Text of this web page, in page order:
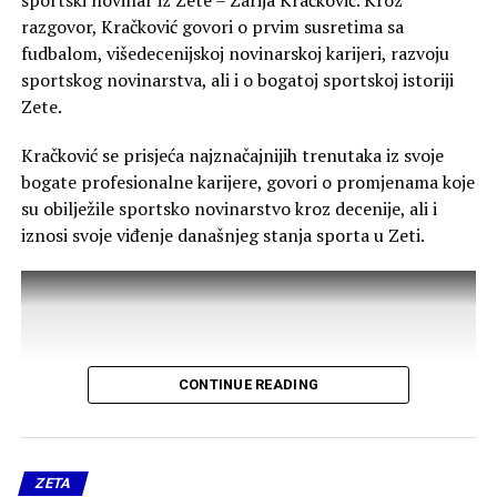
drugih područja.
„Razumijemo problem deficita medicinskog kadra, ali
smatramo da menadžment Doma zdravlja Glavnog
grada ima obavezu da preraspodjelom ljekara obezbijedi
ravnopravan tretman za građane Zete. Mi ne tražimo
privilegije, već osnovno ljudsko i zakonsko pravo na
liječenje u našoj opštini“, poručile su.
Od menadžmenta Doma zdravlja zahtijevaju redovno
ordiniranje ginekologa u ZO Golubovci, uz određivanje
tačnih dana i smjena tokom sedmice, kao i
i pisani odgovor o preduzetim koracima u zakonskom
problem ne bude hitno riješen.
razgovor, Kračković govori o prvim susretima sa
fudbalom, višedecenijskoj novinarskoj karijeri, razvoju
sportskog novinarstva, ali i o bogatoj sportskoj istoriji
Zete.
Kračković se prisjeća najznačajnijih trenutaka iz svoje
bogate profesionalne karijere, govori o promjenama koje
su obilježile sportsko novinarstvo kroz decenije, ali i
iznosi svoje viđenje današnjeg stanja sporta u Zeti.
CONTINUE READING
ZETA